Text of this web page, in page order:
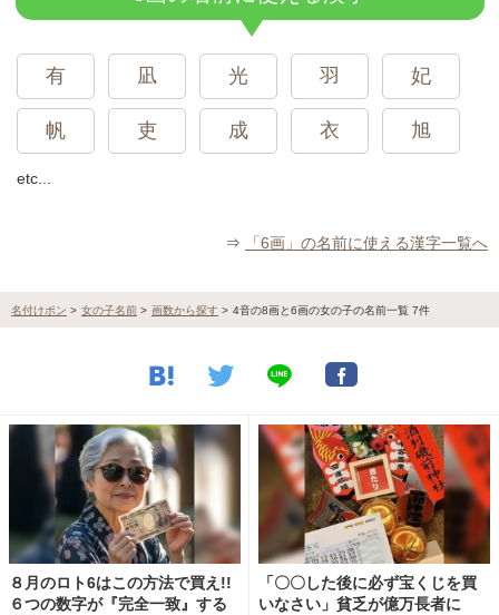
有 凪 光 羽 妃
帆 吏 成 衣 旭
etc...
⇒ 「6画」の名前に使える漢字一覧へ
名付けポン > 女の子名前 > 画数から探す > 4音の8画と6画の女の子の名前一覧 7件
８月のロト6はこの方法で買え!!
６つの数字が『完全一致』する
「〇〇した後に必ず宝くじを買
いなさい」貧乏が億万長者に